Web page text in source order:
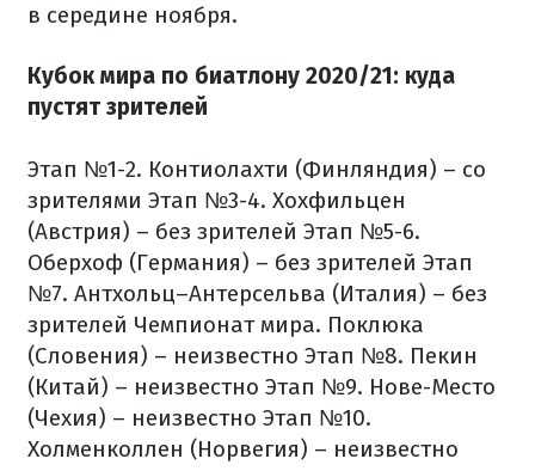
в середине ноября.
Кубок мира по биатлону 2020/21: куда
пустят зрителей
Этап №1-2. Контиолахти (Финляндия) – со
зрителями Этап №3-4. Хохфильцен
(Австрия) – без зрителей Этап №5-6.
Оберхоф (Германия) – без зрителей Этап
№7. Антхольц–Антерсельва (Италия) – без
зрителей Чемпионат мира. Поклюка
(Словения) – неизвестно Этап №8. Пекин
(Китай) – неизвестно Этап №9. Нове-Место
(Чехия) – неизвестно Этап №10.
Холменколлен (Норвегия) – неизвестно